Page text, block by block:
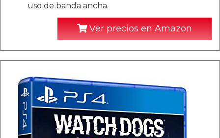
uso de banda ancha.
Ver precios en Amazon